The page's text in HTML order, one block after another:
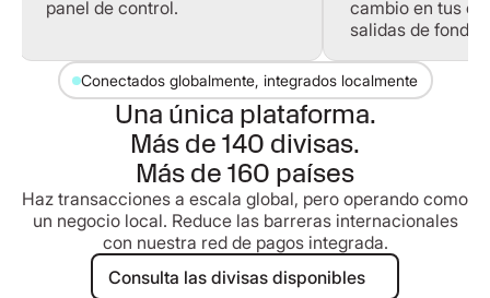
panel de control.
cambio en tus
salidas de
Conectados globalmente, integrados localmente
Una única plataforma.
Más de 140 divisas.
Más de 160 países
Haz transacciones a escala global, pero operando como
un negocio local. Reduce las barreras internacionales
con nuestra red de pagos integrada.
Consulta las divisas disponibles
Consulta las divisas disponibles